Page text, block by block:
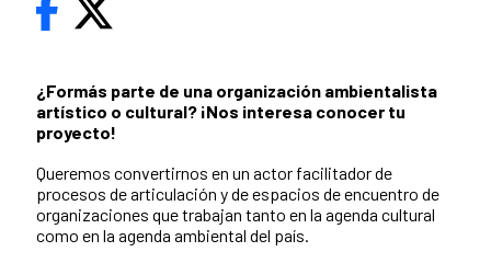
¿Formás parte de una organización ambientalista
artístico o cultural? ¡Nos interesa conocer tu
proyecto!
Queremos convertirnos en un actor facilitador de
procesos de articulación y de espacios de encuentro de
organizaciones que trabajan tanto en la agenda cultural
como en la agenda ambiental del país.